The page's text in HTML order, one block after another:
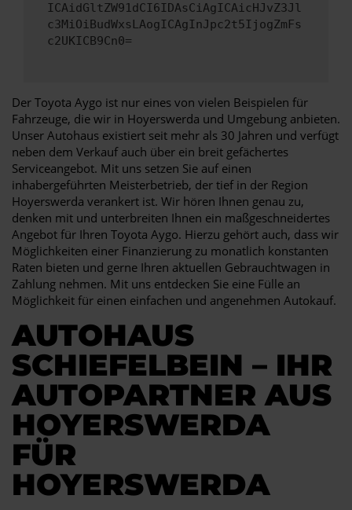
ICAidGltZW91dCI6IDAsCiAgICAicHJvZ3Jl
c3MiOiBudWxsLAogICAgInJpc2t5IjogZmFs
c2UKICB9Cn0=
Der Toyota Aygo ist nur eines von vielen Beispielen für
Fahrzeuge, die wir in Hoyerswerda und Umgebung anbieten.
Unser Autohaus existiert seit mehr als 30 Jahren und verfügt
neben dem Verkauf auch über ein breit gefächertes
Serviceangebot. Mit uns setzen Sie auf einen
inhabergeführten Meisterbetrieb, der tief in der Region
Hoyerswerda verankert ist. Wir hören Ihnen genau zu,
denken mit und unterbreiten Ihnen ein maßgeschneidertes
Angebot für Ihren Toyota Aygo. Hierzu gehört auch, dass wir
Möglichkeiten einer Finanzierung zu monatlich konstanten
Raten bieten und gerne Ihren aktuellen Gebrauchtwagen in
Zahlung nehmen. Mit uns entdecken Sie eine Fülle an
Möglichkeit für einen einfachen und angenehmen Autokauf.
AUTOHAUS
SCHIEFELBEIN – IHR
AUTOPARTNER AUS
HOYERSWERDA
FÜR
HOYERSWERDA